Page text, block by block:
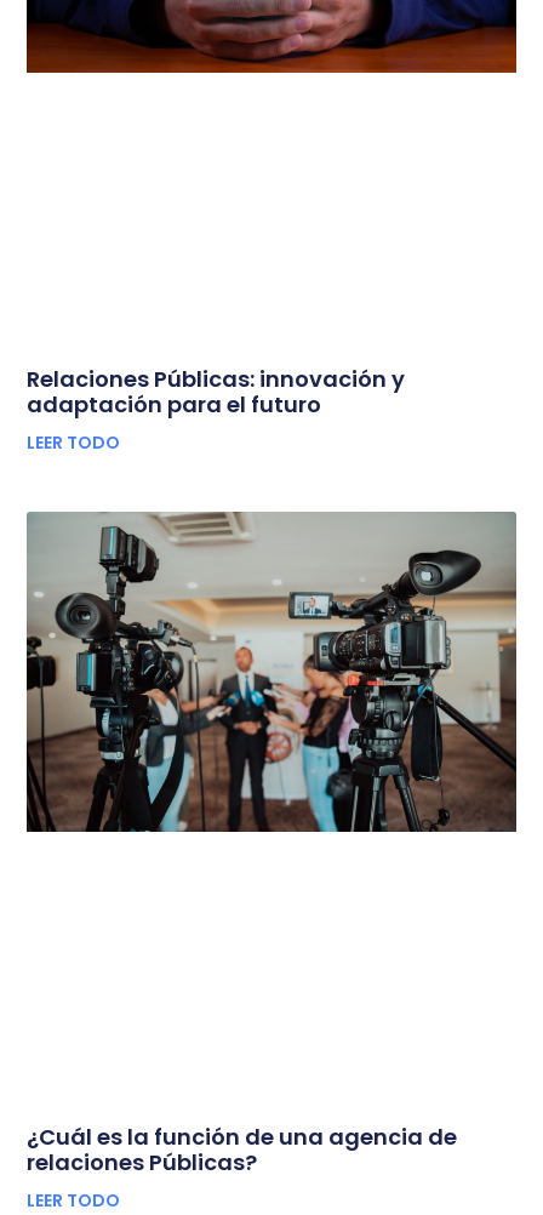
Relaciones Públicas: innovación y
adaptación para el futuro
LEER TODO
¿Cuál es la función de una agencia de
relaciones Públicas?
LEER TODO